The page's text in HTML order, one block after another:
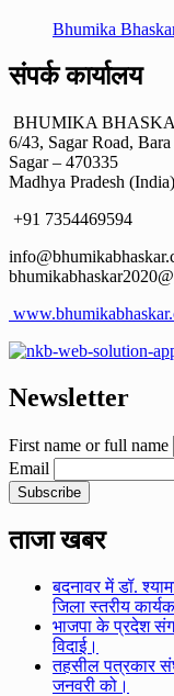
Bhumika
संपर्क कार्यालय
BHUMIKA
6/43, Sagar Road,
Sagar – 470335
Madhya Pradesh (India)
+91 7354469594
Newsletter
First name or full name
Email
ताजा खबर
बदनावर में डॉ.
जिला स्तरीय
भाजपा के प्रदेश
विदाई।
तहसील पत्रकार
जनवरी को।